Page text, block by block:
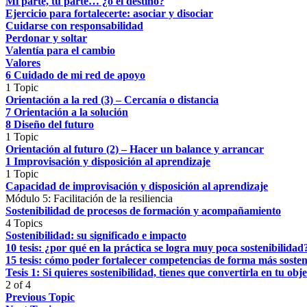
Ejercicio para fortalecerte: asociar y disociar
Cuidarse con responsabilidad
Perdonar y soltar
Valentía para el cambio
Valores
6 Cuidado de mi red de apoyo
1 Topic
Orientación a la red (3) – Cercanía o distancia
7 Orientación a la solución
8 Diseño del futuro
1 Topic
Orientación al futuro (2) – Hacer un balance y arrancar
1 Improvisación y disposición al aprendizaje
1 Topic
Capacidad de improvisación y disposición al aprendizaje
Módulo 5: Facilitación de la resiliencia
Sostenibilidad de procesos de formación y acompañamiento
4 Topics
Sostenibilidad: su significado e impacto
10 tesis: ¿por qué en la práctica se logra muy poca
15 tesis: cómo poder fortalecer competencias de forma más
Tesis 1: Si quieres sostenibilidad, tienes que convertirla en tu
2 of 4
Previous Topic